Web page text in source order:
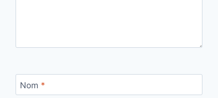
Nom *